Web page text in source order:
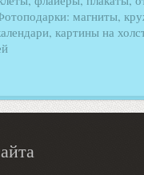
магниты,
картины на